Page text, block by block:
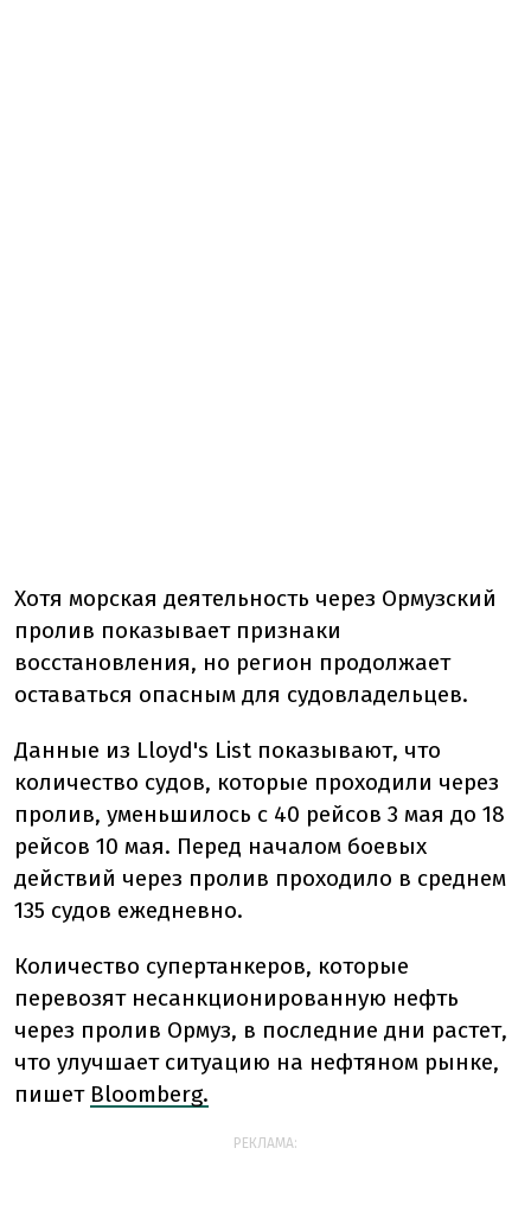
Хотя морская деятельность через Ормузский
пролив показывает признаки
восстановления, но регион продолжает
оставаться опасным для судовладельцев.
Данные из Lloyd's List показывают, что
количество судов, которые проходили через
пролив, уменьшилось с 40 рейсов 3 мая до 18
рейсов 10 мая. Перед началом боевых
действий через пролив проходило в среднем
135 судов ежедневно.
Количество супертанкеров, которые
перевозят несанкционированную нефть
через пролив Ормуз, в последние дни растет,
что улучшает ситуацию на нефтяном рынке,
пишет Bloomberg.
РЕКЛАМА: